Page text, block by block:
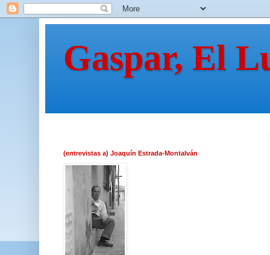
Gaspar, El
(entrevistas a) Joaquín Estrada-Montalván